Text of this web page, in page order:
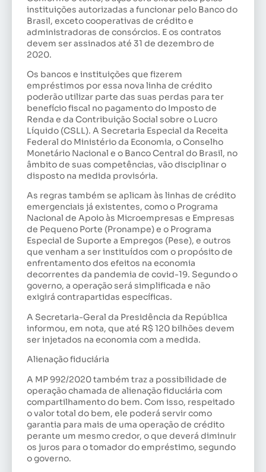
instituições autorizadas a funcionar pelo Banco do
Brasil, exceto cooperativas de crédito e
administradoras de consórcios. E os contratos
devem ser assinados até 31 de dezembro de
2020.
Os bancos e instituições que fizerem
empréstimos por essa nova linha de crédito
poderão utilizar parte das suas perdas para ter
benefício fiscal no pagamento do Imposto de
Renda e da Contribuição Social sobre o Lucro
Líquido (CSLL). A Secretaria Especial da Receita
Federal do Ministério da Economia, o Conselho
Monetário Nacional e o Banco Central do Brasil, no
âmbito de suas competências, vão disciplinar o
disposto na medida provisória.
As regras também se aplicam às linhas de crédito
emergenciais já existentes, como o Programa
Nacional de Apoio às Microempresas e Empresas
de Pequeno Porte (Pronampe) e o Programa
Especial de Suporte a Empregos (Pese), e outros
que venham a ser instituídos com o propósito de
enfrentamento dos efeitos na economia
decorrentes da pandemia de covid-19. Segundo o
governo, a operação será simplificada e não
exigirá contrapartidas específicas.
A Secretaria-Geral da Presidência da República
informou, em nota, que até R$ 120 bilhões devem
ser injetados na economia com a medida.
Alienação fiduciária
A MP 992/2020 também traz a possibilidade de
operação chamada de alienação fiduciária com
compartilhamento do bem. Com isso, respeitado
o valor total do bem, ele poderá servir como
garantia para mais de uma operação de crédito
perante um mesmo credor, o que deverá diminuir
os juros para o tomador do empréstimo, segundo
o governo.